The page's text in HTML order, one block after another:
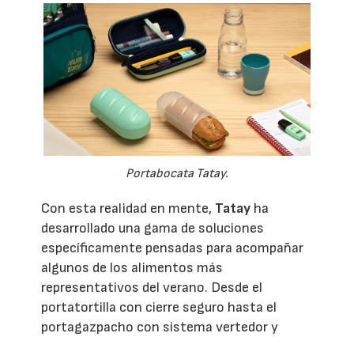
Portabocata Tatay.
Con esta realidad en mente, Tatay ha
desarrollado una gama de soluciones
específicamente pensadas para acompañar
algunos de los alimentos más
representativos del verano. Desde el
portatortilla con cierre seguro hasta el
portagazpacho con sistema vertedor y